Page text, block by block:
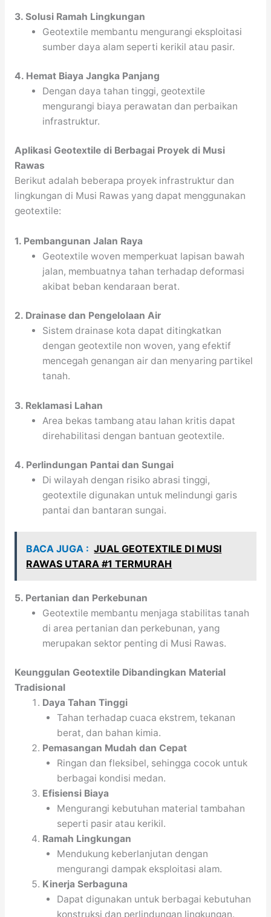
3. Solusi Ramah Lingkungan
Geotextile membantu mengurangi eksploitasi
sumber daya alam seperti kerikil atau pasir.
4. Hemat Biaya Jangka Panjang
Dengan daya tahan tinggi, geotextile
mengurangi biaya perawatan dan perbaikan
infrastruktur.
Aplikasi Geotextile di Berbagai Proyek di Musi
Rawas
Berikut adalah beberapa proyek infrastruktur dan
lingkungan di Musi Rawas yang dapat menggunakan
geotextile:
1. Pembangunan Jalan Raya
Geotextile woven memperkuat lapisan bawah
jalan, membuatnya tahan terhadap deformasi
akibat beban kendaraan berat.
2. Drainase dan Pengelolaan Air
Sistem drainase kota dapat ditingkatkan
dengan geotextile non woven, yang efektif
mencegah genangan air dan menyaring partikel
tanah.
3. Reklamasi Lahan
Area bekas tambang atau lahan kritis dapat
direhabilitasi dengan bantuan geotextile.
4. Perlindungan Pantai dan Sungai
Di wilayah dengan risiko abrasi tinggi,
geotextile digunakan untuk melindungi garis
pantai dan bantaran sungai.
BACA JUGA : JUAL GEOTEXTILE DI MUSI
RAWAS UTARA #1 TERMURAH
5. Pertanian dan Perkebunan
Geotextile membantu menjaga stabilitas tanah
di area pertanian dan perkebunan, yang
merupakan sektor penting di Musi Rawas.
Keunggulan Geotextile Dibandingkan Material
Tradisional
Daya Tahan Tinggi
Tahan terhadap cuaca ekstrem, tekanan
berat, dan bahan kimia.
Pemasangan Mudah dan Cepat
Ringan dan fleksibel, sehingga cocok untuk
berbagai kondisi medan.
Efisiensi Biaya
Mengurangi kebutuhan material tambahan
seperti pasir atau kerikil.
Ramah Lingkungan
Mendukung keberlanjutan dengan
mengurangi dampak eksploitasi alam.
Kinerja Serbaguna
Dapat digunakan untuk berbagai kebutuhan
konstruksi dan perlindungan lingkungan.